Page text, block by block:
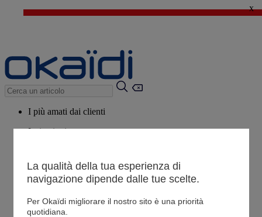
🔥SALDI : Ancora più prodotti fino al -60%*>
x
I più amati dai clienti
Ispirazioni
Potrebbero piacerti anche
Tutti i prodotti
La qualità della tua esperienza di
navigazione dipende dalle tue scelte.
Per Okaïdi migliorare il nostro sito è una priorità
quotidiana.